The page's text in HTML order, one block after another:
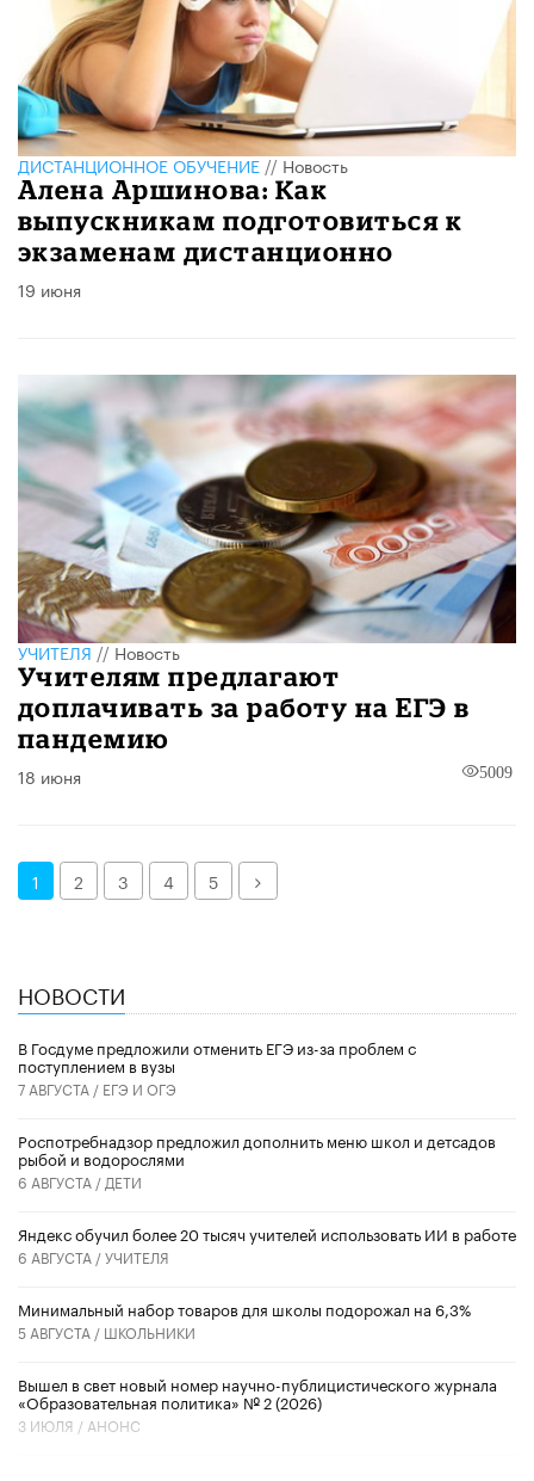
ДИСТАНЦИОННОЕ ОБУЧЕНИЕ//Новость
Алена Аршинова: Как
выпускникам подготовиться к
экзаменам дистанционно
19 июня
УЧИТЕЛЯ//Новость
Учителям предлагают
доплачивать за работу на ЕГЭ в
пандемию
18 июня 5009
1 2 3 4 5 Далее
НОВОСТИ
В Госдуме предложили отменить ЕГЭ из-за проблем с
поступлением в вузы
7 АВГУСТА / ЕГЭ И ОГЭ
Роспотребнадзор предложил дополнить меню школ и детсадов
рыбой и водорослями
6 АВГУСТА / ДЕТИ
​Яндекс обучил более 20 тысяч учителей использовать ИИ в работе
6 АВГУСТА /УЧИТЕЛЯ
Минимальный набор товаров для школы подорожал на 6,3%
5 АВГУСТА / ШКОЛЬНИКИ
Вышел в свет новый номер научно-публицистического журнала
«Образовательная политика» № 2 (2026)
3 ИЮЛЯ / АНОНС